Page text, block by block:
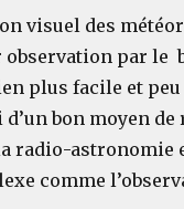
visuel des
par le
plus facile et
d’un bon moyen
radio-astronomie
comme